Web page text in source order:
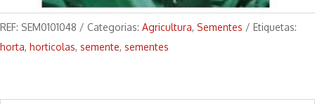
Flor
Bola
de
REF: SEM0101048 Categorias: Agricultura, Sementes
Etiquetas:
horta, horticolas, semente, sementes